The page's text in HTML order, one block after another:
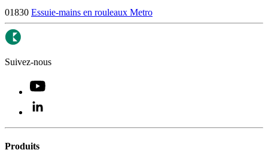
01830 Essuie-mains en rouleaux Metro
Suivez-nous
Produits